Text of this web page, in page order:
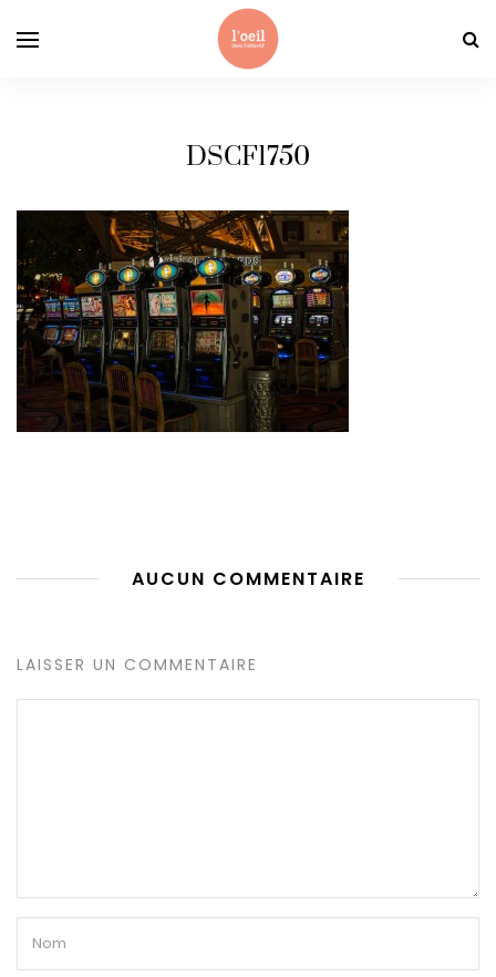
DSCF1750
AUCUN COMMENTAIRE
LAISSER UN COMMENTAIRE